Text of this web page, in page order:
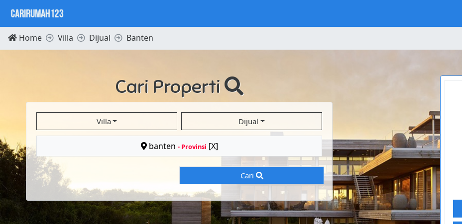
Home Villa Dijual Banten
Cari Properti
Villa Dijual
banten - Provinsi [X]
Cari